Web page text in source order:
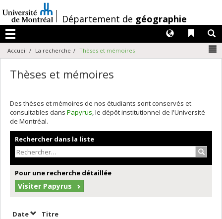
au
contenu
/Département de géographie
Menu
Liens
Langues
Accueil La recherche Thèses et mémoires
Thèses et mémoires
Des thèses et mémoires de nos étudiants sont conservés et
consultables dans Papyrus, le dépôt institutionnel de l'Université
de Montréal.
Rechercher dans la liste
Pour une recherche détaillée
Visiter Papyrus
DateTrier par date en ordre croissant
Titre